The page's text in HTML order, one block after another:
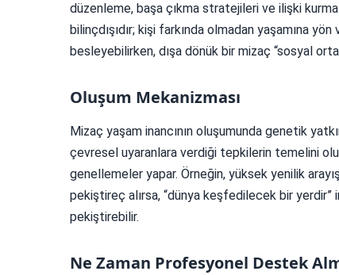
düzenleme, başa çıkma stratejileri ve ilişki
bilinçdışıdır; kişi farkında olmadan yaşamına
besleyebilirken, dışa dönük bir mizaç “sosyal
Oluşum Mekanizması
Mizaç yaşam inancının oluşumunda genetik
çevresel uyaranlara verdiği tepkilerin temelini
genellemeler yapar. Örneğin, yüksek yenilik
pekiştireç alırsa, “dünya keşfedilecek bir yerdir”
pekiştirebilir.
Ne Zaman Profesyonel Destek